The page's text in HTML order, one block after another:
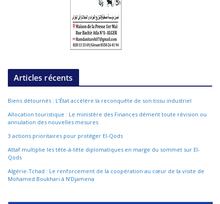
Articles récents
Biens détournés : L’État accélère la reconquête de son tissu industriel
Allocation touristique : Le ministère des Finances dément toute révision ou
annulation des nouvelles mesures
3 actions prioritaires pour protéger El-Qods
Attaf multiplie les tête-à-tête diplomatiques en marge du sommet sur El-
Qods
Algérie-Tchad : Le renforcement de la coopération au cœur de la visite de
Mohamed Boukhari à N’Djamena